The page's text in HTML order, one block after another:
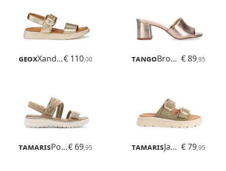
Geox Xand 2s€ 110,00 Tango Brooklynn € 89,95
Tamaris Polly€ 69,95 Tamaris Jadima € 79,95